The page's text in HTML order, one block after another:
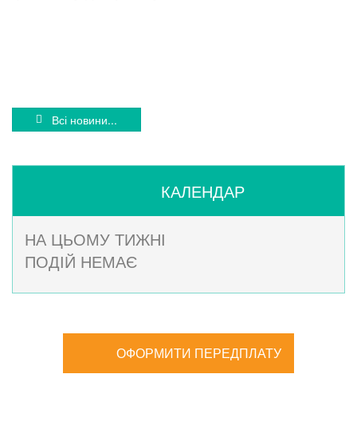
Всі новини...
КАЛЕНДАР
НА ЦЬОМУ ТИЖНІ
ПОДІЙ НЕМАЄ
ОФОРМИТИ ПЕРЕДПЛАТУ